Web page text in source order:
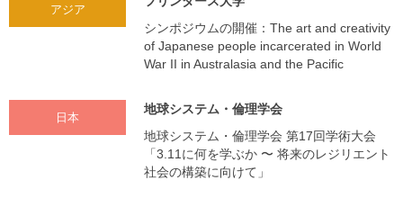
アジア
シンポジウムの開催：The art and creativity
of Japanese people incarcerated in World
War II in Australasia and the Pacific
日本
地球システム・倫理学会
地球システム・倫理学会 第17回学術大会
「3.11に何を学ぶか 〜 将来のレジリエント
社会の構築に向けて」